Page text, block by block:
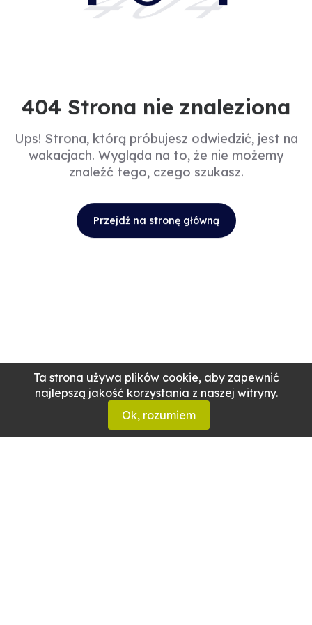
Ta strona używa plików cookie, aby zapewnić
najlepszą jakość korzystania z naszej witryny.
Ok, rozumiem
404 Strona nie znaleziona
Ups! Strona, którą próbujesz odwiedzić, jest na
wakacjach. Wygląda na to, że nie możemy
znaleźć tego, czego szukasz.
Przejdź na stronę główną